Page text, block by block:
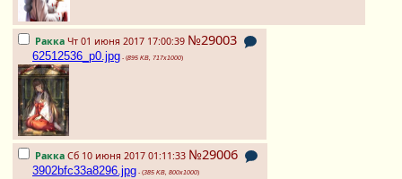
Ракка Чт 01 июня 2017 17:00:39 №29003
62512536_p0.jpg - (895 KB, 717x1000)
Ракка Сб 10 июня 2017 01:11:33 №29006
3902bfc33a8296.jpg - (385 KB, 800x1000)